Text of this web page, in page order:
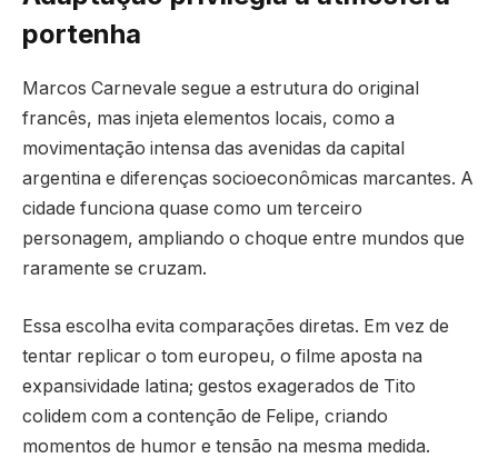
portenha
Marcos Carnevale segue a estrutura do original
francês, mas injeta elementos locais, como a
movimentação intensa das avenidas da capital
argentina e diferenças socioeconômicas marcantes. A
cidade funciona quase como um terceiro
personagem, ampliando o choque entre mundos que
raramente se cruzam.
Essa escolha evita comparações diretas. Em vez de
tentar replicar o tom europeu, o filme aposta na
expansividade latina; gestos exagerados de Tito
colidem com a contenção de Felipe, criando
momentos de humor e tensão na mesma medida.